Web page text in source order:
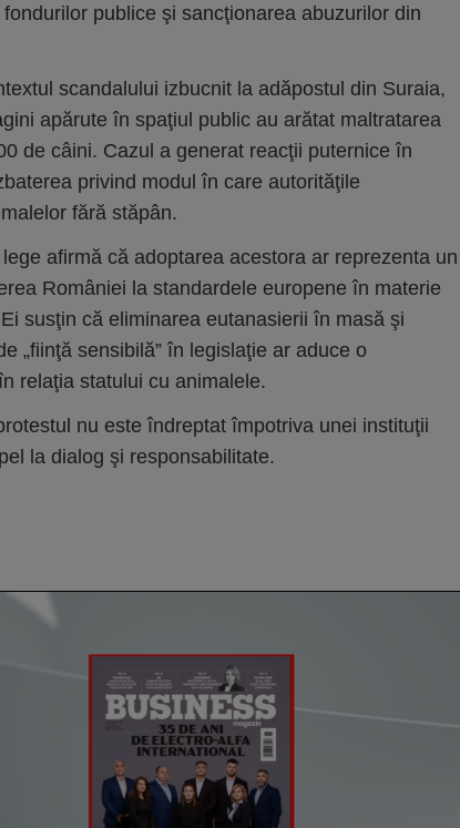
publice şi sancţionarea abuzurilor din
scandalului izbucnit la adăpostul din Suraia,
apărute în spaţiul public au arătat maltratarea
de câini. Cazul a generat reacţii puternice în
privind modul în care autorităţile
fără stăpân.
afirmă că adoptarea acestora ar reprezenta un
României la standardele europene în materie
susţin că eliminarea eutanasierii în masă şi
„fiinţă sensibilă” în legislaţie ar aduce o
relaţia statului cu animalele.
nu este îndreptat împotriva unei instituţii
la dialog şi responsabilitate.